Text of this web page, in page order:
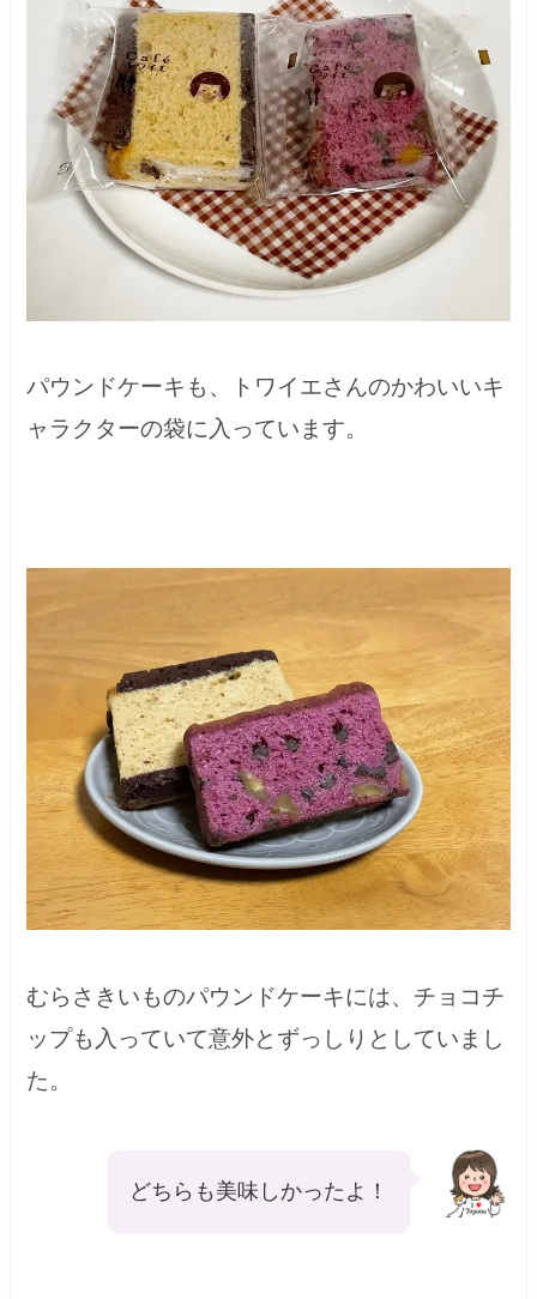
パウンドケーキも、トワイエさんのかわいいキ
ャラクターの袋に入っています。
むらさきいものパウンドケーキには、チョコチ
ップも入っていて意外とずっしりとしていまし
た。
どちらも美味しかったよ！